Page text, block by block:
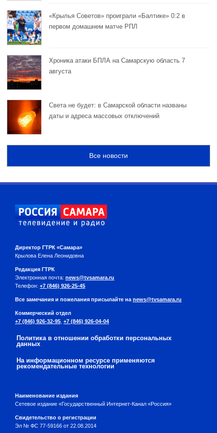
«Крылья Советов» проиграли «Балтике» 0:2 в
первом домашнем матче РПЛ
Хроника атаки БПЛА на Самарскую область 7
августа
Света не будет: в Самарской области названы
даты и адреса массовых отключений
Все новости
Директор ГТРК «Самара»
Крылова Елена Леонидовна
Редакция ГТРК
Электронная почта: news@tvsamara.ru
Телефон: +7 (846) 926-25-45
Все замечания и пожелания присылайте на news@tvsamara.ru
Коммерческий отдел
+7 (846) 926-32-95 +7 (846) 926-04-04
Политика в отношении обработки персональных
данных
На информационном ресурсе применяются
рекомендательные технологии
Наименование издания
Сетевое издание «Государственный Интернет-Канал «Россия»
Свидетельство о регистрации
Эл № ФС 77-59166 от 22.08.2014